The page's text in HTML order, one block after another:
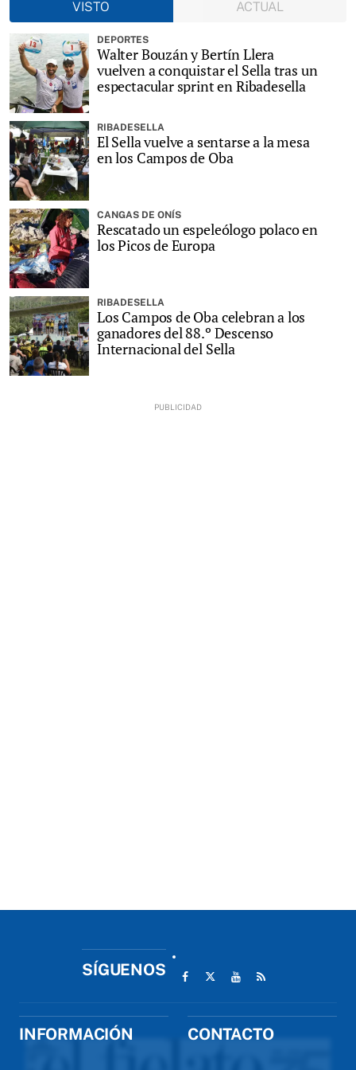
VISTO
ACTUAL
DEPORTES
Walter Bouzán y Bertín Llera
vuelven a conquistar el Sella tras un
espectacular sprint en Ribadesella
RIBADESELLA
El Sella vuelve a sentarse a la mesa
en los Campos de Oba
CANGAS DE ONÍS
Rescatado un espeleólogo polaco en
los Picos de Europa
RIBADESELLA
Los Campos de Oba celebran a los
ganadores del 88.º Descenso
Internacional del Sella
SÍGUENOS
INFORMACIÓN CONTACTO